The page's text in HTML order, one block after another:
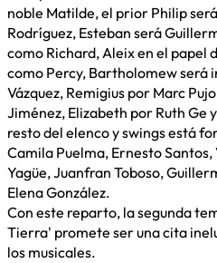
noble Matilde, el prior Philip
Rodríguez, Esteban será
como Richard, Aleix en el papel
como Percy, Bartholomew
Vázquez, Remigius por Marc
Jiménez, Elizabeth por Ruth Ge
resto del elenco y swings está
Camila Puelma, Ernesto
Yagüe, Juanfran Toboso,
Elena González.
Con este reparto, la segunda
Tierra' promete ser una cita
los musicales.